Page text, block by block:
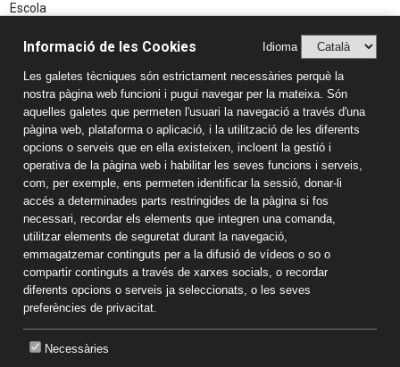
Escola
Avís Legal
Política de Privacitat
Sistema Intern d’Informació (SIIF)
Estudis
Llar d'infants
Educació infantil
Educació primària
Educació secundària
Informació de contacte
Av. Nostra Senyora de Montserrat, 3-5
43400, Montblanc
Email:mdserra@mdserra.cat
Informació de les Cookies Idioma
Les galetes tècniques són estrictament necessàries perquè la
nostra pàgina web funcioni i pugui navegar per la mateixa. Són
aquelles galetes que permeten l'usuari la navegació a través d'una
pàgina web, plataforma o aplicació, i la utilització de les diferents
opcions o serveis que en ella existeixen, incloent la gestió i
operativa de la pàgina web i habilitar les seves funcions i serveis,
com, per exemple, ens permeten identificar la sessió, donar-li
accés a determinades parts restringides de la pàgina si fos
necessari, recordar els elements que integren una comanda,
utilitzar elements de seguretat durant la navegació,
emmagatzemar continguts per a la difusió de vídeos o so o
compartir continguts a través de xarxes socials, o recordar
diferents opcions o serveis ja seleccionats, o les seves
preferències de privacitat.
Necessàries